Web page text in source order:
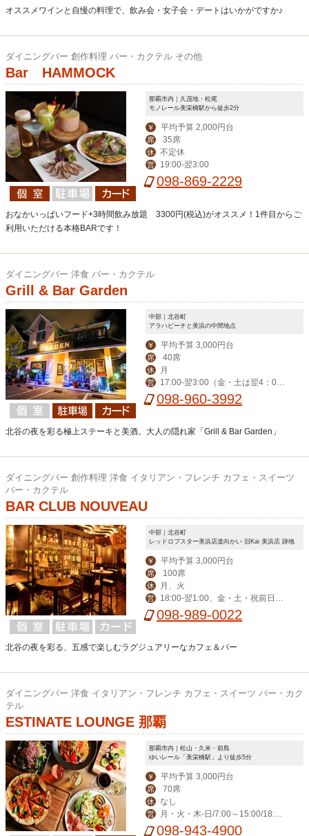
オススメワインと自慢の料理で、飲み会・女子会・デートはいかがですか♪
ダイニングバー 創作料理 バー・カクテル その他
Bar HAMMOCK
那覇市内｜久茂地・松尾
モノレール美栄橋駅から徒歩2分
￥ 平均予算 2,000円台
席 35席
休 不定休
営 19:00-翌3:00
098-869-2229
おなかいっぱいフード+3時間飲み放題 3300円(税込)がオススメ！1件目からご
利用いただける本格BARです！
ダイニングバー 洋食 バー・カクテル
Grill & Bar Garden
中部｜北谷町
アラハビーチと美浜の中間地点
￥ 平均予算 3,000円台
席 40席
休 月
営
17:00-翌3:00（金・土は翌4：00
迄） ※ハッピーアワー17:00-19:00
098-960-3992
北谷の夜を彩る極上ステーキと美酒。大人の隠れ家「Grill & Bar Garden」
ダイニングバー 創作料理 洋食 イタリアン・フレンチ カフェ・スイーツ
バー・カクテル
BAR CLUB NOUVEAU
中部｜北谷町
レッドロブスター美浜店道向かい 旧Kai 美浜店 跡地
￥ 平均予算 3,000円台
席 100席
休 月、火
営
18:00-翌1:00、金・土・祝前日17:
00-翌1:00
098-989-0022
北谷の夜を彩る、五感で楽しむラグジュアリーなカフェ＆バー
ダイニングバー 洋食 イタリアン・フレンチ カフェ・スイーツ バー・カク
テル
ESTINATE LOUNGE 那覇
那覇市内｜松山・久米・前島
ゆいレール「美栄橋駅」より徒歩5分
￥ 平均予算 3,000円台
席 70席
休 なし
営
月・火・木-日/7:00～15:00/18:00
～23:00(料理L.O. 22:00) 毎週水曜日は
098-943-4900